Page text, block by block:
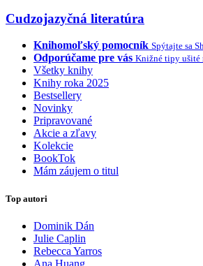
Cudzojazyčná literatúra
Knihomoľský pomocník Spýtajte sa
Odporúčame pre vás Knižné tipy ušité
Všetky knihy
Knihy roka 2025
Bestsellery
Novinky
Pripravované
Akcie a zľavy
Kolekcie
BookTok
Mám záujem o titul
Top autori
Dominik Dán
Julie Caplin
Rebecca Yarros
Ana Huang